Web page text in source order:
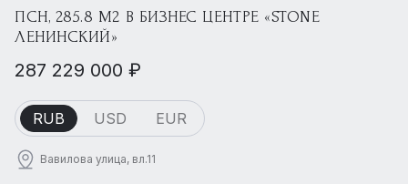
ПСН, 285.8 М2 В БИЗНЕС ЦЕНТРЕ «STONE
ЛЕНИНСКИЙ»
287 229 000 ₽
RUB USD EUR
Вавилова улица, вл.11